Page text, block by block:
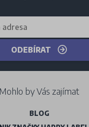
ODEBÍRAT
Mohlo by Vás zajímat
BLOG